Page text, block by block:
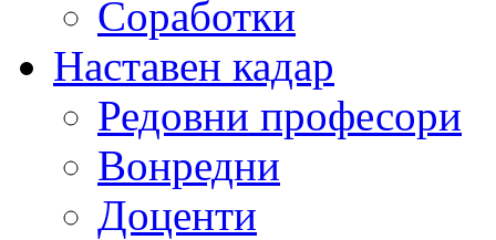
Соработки
Наставен кадар
Редовни професори
Вонредни
Доценти